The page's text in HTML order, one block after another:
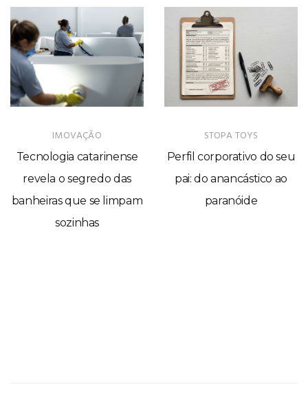
IMOVAÇÃO
Tecnologia catarinense
revela o segredo das
banheiras que se limpam
sozinhas
STOPA TOYS
Perfil corporativo do seu
pai: do anancástico ao
paranóide